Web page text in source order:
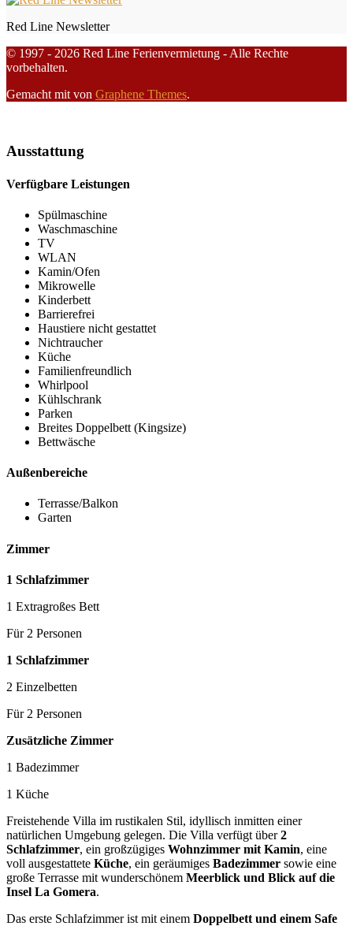
Red Line Newsletter
© 1997 - 2026 Red Line Ferienvermietung - Alle Rechte
vorbehalten.
Gemacht mit von Graphene Themes.
Ausstattung
Verfügbare Leistungen
Spülmaschine
Waschmaschine
TV
WLAN
Kamin/Ofen
Mikrowelle
Kinderbett
Barrierefrei
Haustiere nicht gestattet
Nichtraucher
Küche
Familienfreundlich
Whirlpool
Kühlschrank
Parken
Breites Doppelbett (Kingsize)
Bettwäsche
Außenbereiche
Terrasse/Balkon
Garten
Zimmer
1 Schlafzimmer
1 Extragroßes Bett
Für 2 Personen
1 Schlafzimmer
2 Einzelbetten
Für 2 Personen
Zusätzliche Zimmer
1 Badezimmer
1 Küche
Freistehende Villa im rustikalen Stil, idyllisch inmitten einer
natürlichen Umgebung gelegen. Die Villa verfügt über2
Schlafzimmer, ein großzügiges Wohnzimmer mit Kamin, eine
voll ausgestattete Küche, ein geräumiges Badezimmer sowie eine
große Terrasse mit wunderschönem Meerblick und Blick auf die
Insel La Gomera.
Das erste Schlafzimmer ist mit einem Doppelbett und einem Safe